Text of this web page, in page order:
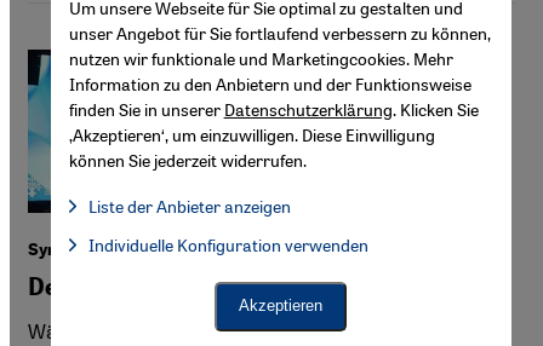
Syrien nach Assad
Deals mit den alten Eliten
Während sich das HTS-Regime als „Befreier Syriens“
Um unsere Webseite für Sie optimal zu gestalten und
unser Angebot für Sie fortlaufend verbessern zu können,
nutzen wir funktionale und Marketingcookies. Mehr
Information zu den Anbietern und der Funktionsweise
finden Sie in unserer Datenschutzerklärung. Klicken Sie
‚Akzeptieren‘, um einzuwilligen. Diese Einwilligung
können Sie jederzeit widerrufen.
Liste der Anbieter anzeigen
Facebook Embed / Facebook Connect, Google Maps Embed,
Facebook Embed / Facebook Connect
Individuelle Konfiguration verwenden
Akzeptieren